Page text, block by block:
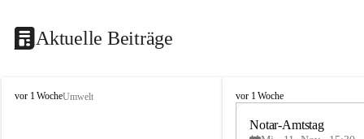
Aktuelle Beiträge
V
vor 1 WocheUmwelt
V
vor 1 Woche
Notar-Amtstag